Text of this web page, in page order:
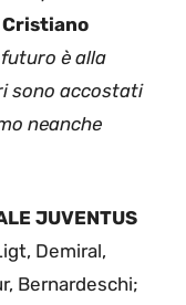
Cristiano
futuro è alla
sono accostati
neanche
JUVENTUS
Demiral,
Bernardeschi;